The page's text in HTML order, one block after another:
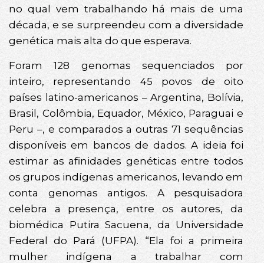
no qual vem trabalhando há mais de uma
década, e se surpreendeu com a diversidade
genética mais alta do que esperava.
Foram 128 genomas sequenciados por
inteiro, representando 45 povos de oito
países latino-americanos – Argentina, Bolívia,
Brasil, Colômbia, Equador, México, Paraguai e
Peru –, e comparados a outras 71 sequências
disponíveis em bancos de dados. A ideia foi
estimar as afinidades genéticas entre todos
os grupos indígenas americanos, levando em
conta genomas antigos. A pesquisadora
celebra a presença, entre os autores, da
biomédica Putira Sacuena, da Universidade
Federal do Pará (UFPA). “Ela foi a primeira
mulher indígena a trabalhar com